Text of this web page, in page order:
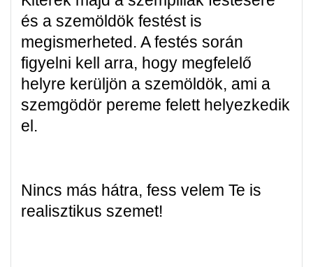
és a szemöldök festést is
megismerheted. A festés során
figyelni kell arra, hogy megfelelő
helyre kerüljön a szemöldök, ami a
szemgödör pereme felett helyezkedik
el.
Nincs más hátra, fess velem Te is
realisztikus szemet!